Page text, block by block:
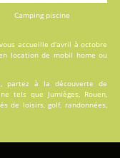
Camping piscine
accueille d'avril à octobre
locationde mobil home ou
partez à la découverte de
tels que Jumièges, Rouen,
de loisirs, golf, randonnées,